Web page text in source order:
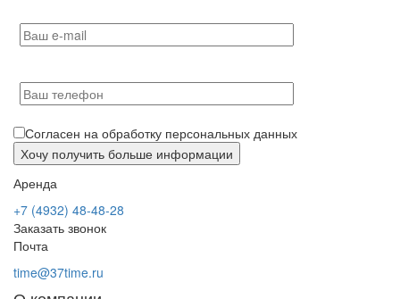
Согласен на обработку персональных данных
Аренда
+7 (4932) 48-48-28
Заказать звонок
Почта
time@37time.ru